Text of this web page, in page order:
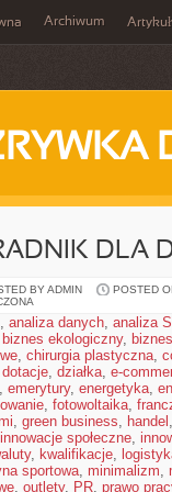
Archiwum
DLA
BY ADMIN POSTED
, analiza danych, analiza
biznes ekologiczny,
, chirurgia plastyczna,
dotacje, działka, e-
, emerytury, energetyka,
, fotowoltaika,
, green business, handel ,
innowacje społeczne,
, kwalifikacje,
sportowa, minimalizm,
, outlety, PR, prawo